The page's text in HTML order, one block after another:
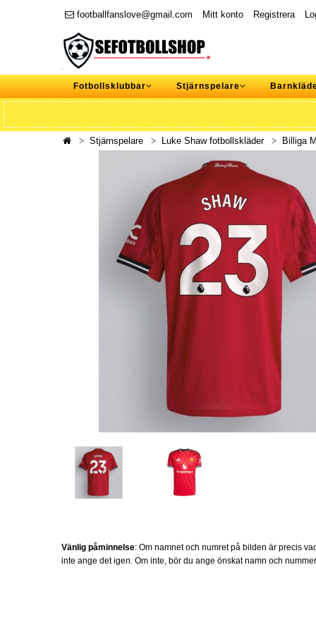
footballfanslove@gmail.com Mitt konto Registrera
Fotbollsklubbar Stjärnspelare
Stjärnspelare Luke Shaw fotbollskläder Billiga
Vänlig påminnelse: Om namnet och numret på bilden är precis
inte ange det igen. Om inte, bör du ange önskat namn och